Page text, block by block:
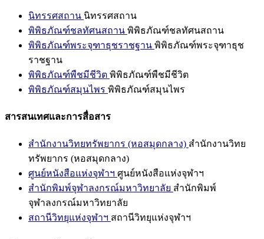
นิทรรศสถาน นิทรรศสถาน
พิพิธภัณฑ์ชลทัศนสถาน พิพิธภัณฑ์ชลทัศนสถาน
พิพิธภัณฑ์พระจุฑาธุชราชฐาน พิพิธภัณฑ์พระจุฑาธุช
ราชฐาน
พิพิธภัณฑ์พืชมีชีวิต พิพิธภัณฑ์พืชมีชีวิต
พิพิธภัณฑ์สมุนไพร พิพิธภัณฑ์สมุนไพร
สารสนเทศและการสื่อสาร
สำนักงานวิทยทรัพยากร (หอสมุดกลาง) สำนักงานวิทย
ทรัพยากร (หอสมุดกลาง)
ศูนย์หนังสือแห่งจุฬาฯ ศูนย์หนังสือแห่งจุฬาฯ
สำนักพิมพ์จุฬาลงกรณ์มหาวิทยาลัย สำนักพิมพ์
จุฬาลงกรณ์มหาวิทยาลัย
สถานีวิทยุแห่งจุฬาฯ สถานีวิทยุแห่งจุฬาฯ